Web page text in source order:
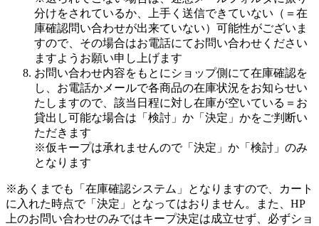
分けをされているか、上手く送信できていない（＝在
庫確認問い合わせが出来ていない）可能性がございま
すので、その場合はお電話にてお問い合わせください
ますようお願い申し上げます
お問い合わせ内容をもとにショップ側にて在庫確認を
し、お電話かメールで各商品の在庫状況をお知らせい
たしますので、該当日程に対し在庫が空いている＝お
貸出し可能な場合は「検討」か「決定」かをご判断い
ただきます
※仮キープは承れませんので「決定」か「検討」のみ
となります
※あくまでも「在庫確認システム」となりますので、カート
に入れた時点で「決定」となってはおりません。また、HP
上のお問い合わせのみではキープ決定は成立せず、必ずショ